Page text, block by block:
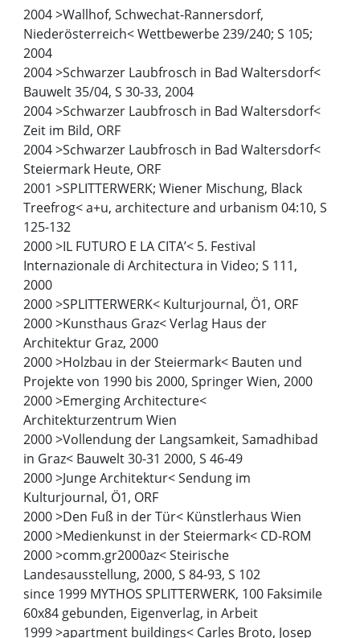
2004 >Wallhof, Schwechat-Rannersdorf,
Niederösterreich< Wettbewerbe 239/240; S 105;
2004
2004 >Schwarzer Laubfrosch in Bad Waltersdorf<
Bauwelt 35/04, S 30-33, 2004
2004 >Schwarzer Laubfrosch in Bad Waltersdorf<
Zeit im Bild, ORF
2004 >Schwarzer Laubfrosch in Bad Waltersdorf<
Steiermark Heute, ORF
2001 >SPLITTERWERK; Wiener Mischung, Black
Treefrog< a+u, architecture and urbanism 04:10, S
125-132
2000 >IL FUTURO E LA CITA’< 5. Festival
Internazionale di Architectura in Video; S 111,
2000
2000 >SPLITTERWERK< Kulturjournal, Ö1, ORF
2000 >Kunsthaus Graz< Verlag Haus der
Architektur Graz, 2000
2000 >Holzbau in der Steiermark< Bauten und
Projekte von 1990 bis 2000, Springer Wien, 2000
2000 >Emerging Architecture<
Architekturzentrum Wien
2000 >Vollendung der Langsamkeit, Samadhibad
in Graz< Bauwelt 30-31 2000, S 46-49
2000 >Junge Architektur< Sendung im
Kulturjournal, Ö1, ORF
2000 >Den Fuß in der Tür< Künstlerhaus Wien
2000 >Medienkunst in der Steiermark< CD-ROM
2000 >comm.gr2000az< Steirische
Landesausstellung, 2000, S 84-93, S 102
since 1999 MYTHOS SPLITTERWERK, 100 Faksimile
60x84 gebunden, Eigenverlag, in Arbeit
1999 >apartment buildings< Carles Broto, Josep